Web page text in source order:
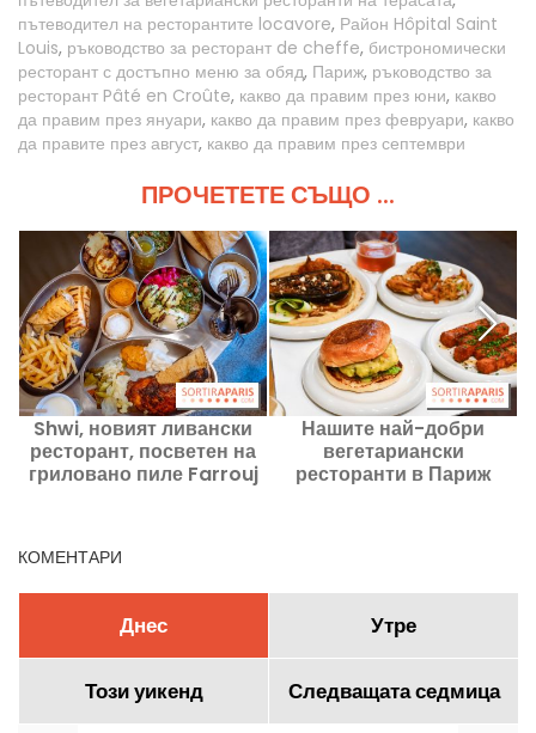
пътеводител на ресторантите locavore, Район Hôpital Saint
Louis, ръководство за ресторант de cheffe, бистрономически
ресторант с достъпно меню за обяд, Париж, ръководство за
ресторант Pâté en Croûte, какво да правим през юни, какво
да правим през януари, какво да правим през февруари, какво
да правите през август, какво да правим през септември
ПРОЧЕТЕТЕ СЪЩО ...
Shwi, новият ливански
ресторант, посветен на
гриловано пиле Farrouj
Нашите най-добри
вегетариански
ресторанти в Париж
КОМЕНТАРИ
Днес Утре
Този уикенд Следващата седмица